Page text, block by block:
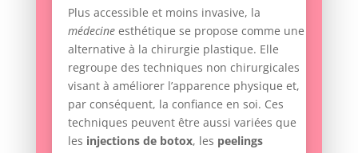
Plus accessible et moins invasive, la
médecineesthétique se propose comme une
alternative à la chirurgie plastique. Elle
regroupe des techniques non chirurgicales
visant à améliorer l’apparence physique et,
par conséquent, la confiance en soi. Ces
techniques peuvent être aussi variées que
les injections de botox, les peelings